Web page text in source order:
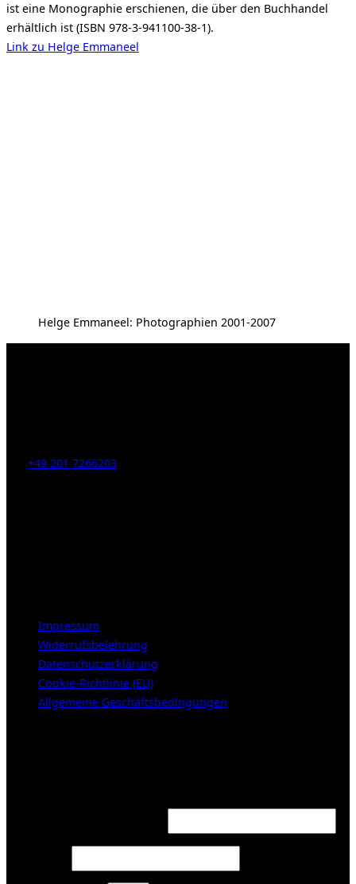
ist eine Monographie erschienen, die über den Buchhandel
erhältlich ist (ISBN 978-3-941100-38-1).
Link zu Helge Emmaneel
Helge Emmaneel: Photographien 2001-2007
+49 201 7266203
Impressum
Widerrufsbelehrung
Datenschutzerklärung
Cookie-Richtlinie (EU)
Allgemeine Geschäftsbedingungen